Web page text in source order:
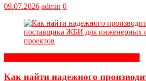
09.07.2026 admin 0
Как найти надежного